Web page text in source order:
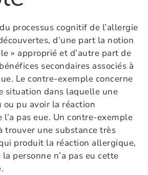
processus cognitif de l’allergie
d’une part la notion
» approprié et d’autre part de
secondaires associés à
Le contre-exemple concerne
situation dans laquelle une
pu avoir la réaction
pas eue. Un contre-exemple
trouver une substance très
produit la réaction allergique,
personne n’a pas eu cette